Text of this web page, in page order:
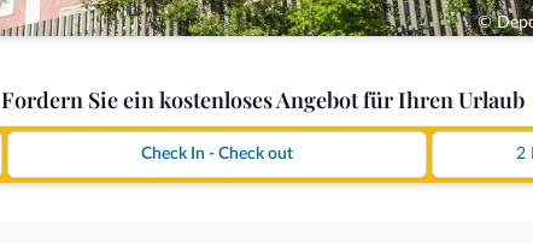
©
Fordern Sie ein kostenloses Angebot für Ihren Urlaub